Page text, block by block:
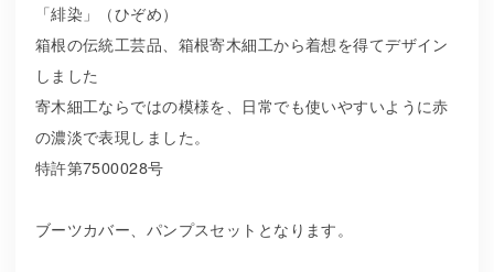
「緋染」（ひぞめ）
箱根の伝統工芸品、箱根寄木細工から着想を得てデザイン
しました
寄木細工ならではの模様を、日常でも使いやすいように赤
の濃淡で表現しました。
特許第7500028号
ブーツカバー、パンプスセットとなります。